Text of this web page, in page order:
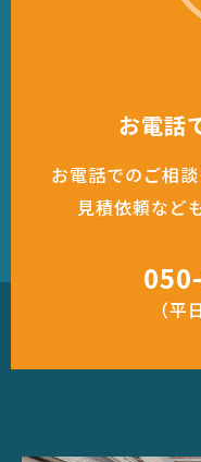
お電話
お電話でのご相
見積依頼など
（